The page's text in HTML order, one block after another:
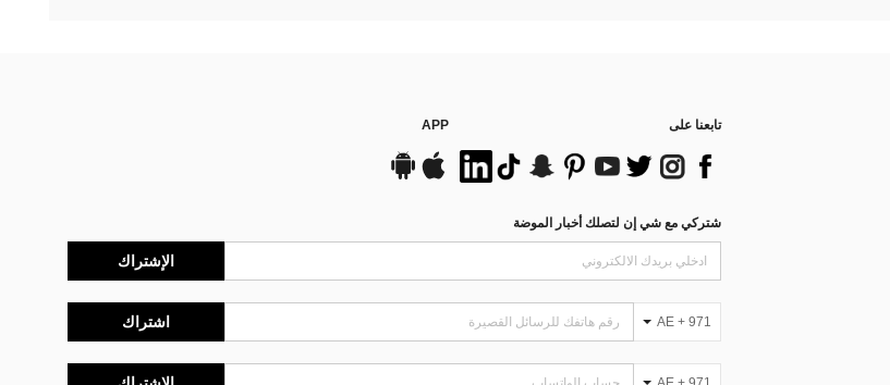
تابعنا على APP
شتركي مع شي إن لتصلك أخبار الموضة
الإشتراك
AE + 971 اشتراك